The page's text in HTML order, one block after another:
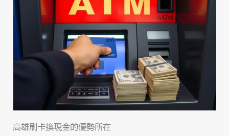
高雄刷卡換現金的優勢所在